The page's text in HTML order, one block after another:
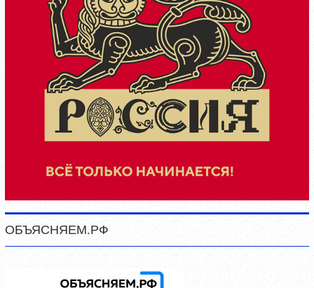
ОБЪЯСНЯЕМ.РФ